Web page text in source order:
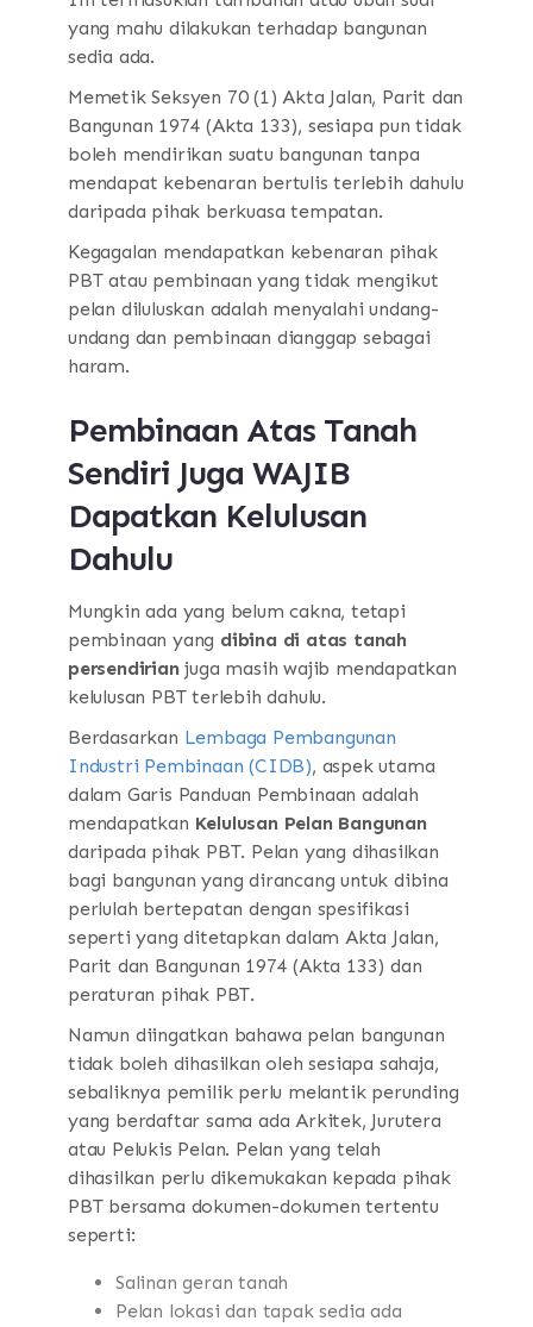
yang mahu dilakukan terhadap bangunan
sedia ada.
Memetik Seksyen 70 (1) Akta Jalan, Parit dan
Bangunan 1974 (Akta 133), sesiapa pun tidak
boleh mendirikan suatu bangunan tanpa
mendapat kebenaran bertulis terlebih dahulu
daripada pihak berkuasa tempatan.
Kegagalan mendapatkan kebenaran pihak
PBT atau pembinaan yang tidak mengikut
pelan diluluskan adalah menyalahi undang-
undang dan pembinaan dianggap sebagai
haram.
Pembinaan Atas Tanah
Sendiri Juga WAJIB
Dapatkan Kelulusan
Dahulu
Mungkin ada yang belum cakna, tetapi
pembinaan yang dibina di atas tanah
persendirianjuga masih wajib mendapatkan
kelulusan PBT terlebih dahulu.
Berdasarkan Lembaga Pembangunan
Industri Pembinaan (CIDB), aspek utama
dalam Garis Panduan Pembinaan adalah
mendapatkan Kelulusan Pelan Bangunan
daripada pihak PBT. Pelan yang dihasilkan
bagi bangunan yang dirancang untuk dibina
perlulah bertepatan dengan spesifikasi
seperti yang ditetapkan dalam Akta Jalan,
Parit dan Bangunan 1974 (Akta 133) dan
peraturan pihak PBT.
Namun diingatkan bahawa pelan bangunan
tidak boleh dihasilkan oleh sesiapa sahaja,
sebaliknya pemilik perlu melantik perunding
yang berdaftar sama ada Arkitek, Jurutera
atau Pelukis Pelan. Pelan yang telah
dihasilkan perlu dikemukakan kepada pihak
PBT bersama dokumen-dokumen tertentu
seperti:
Salinan geran tanah
Pelan lokasi dan tapak sedia ada